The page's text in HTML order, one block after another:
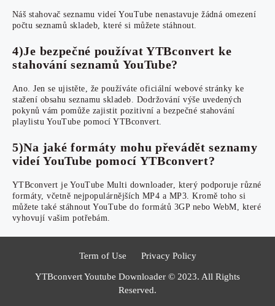
Náš stahovač seznamu videí YouTube nenastavuje žádná omezení
počtu seznamů skladeb, které si můžete stáhnout.
4)Je bezpečné používat YTBconvert ke
stahování seznamů YouTube?
Ano. Jen se ujistěte, že používáte oficiální webové stránky ke
stažení obsahu seznamu skladeb. Dodržování výše uvedených
pokynů vám pomůže zajistit pozitivní a bezpečné stahování
playlistu YouTube pomocí YTBconvert.
5)Na jaké formáty mohu převádět seznamy
videí YouTube pomocí YTBconvert?
YTBconvert je YouTube Multi downloader, který podporuje různé
formáty, včetně nejpopulárnějších MP4 a MP3. Kromě toho si
můžete také stáhnout YouTube do formátů 3GP nebo WebM, které
vyhovují vašim potřebám.
Term of Use Privacy Policy
YTBconvert Youtube Downloader © 2023. All Rights
Reserved.